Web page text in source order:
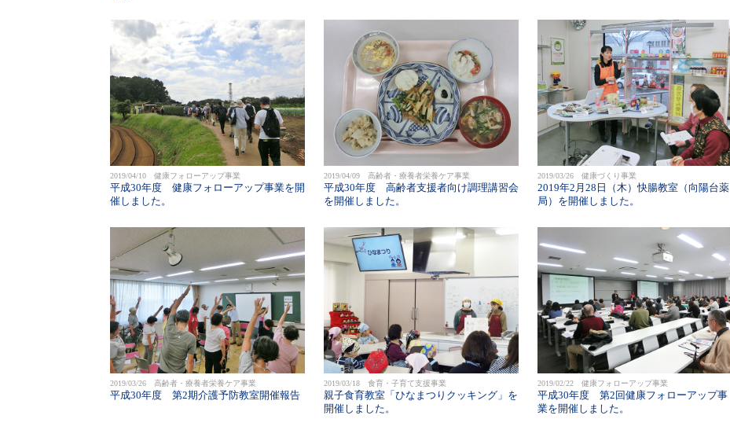
2019/04/10 健康フォローアップ事業
平成30年度 健康フォローアップ事業を開
催しました。
2019/04/09 高齢者・療養者栄養ケア事業
平成30年度 高齢者支援者向け調理講習会
を開催しました。
2019/03/26 健康づくり事業
2019年2月28日（木）快腸教室（向陽台薬
局）を開催しました。
2019/03/26 高齢者・療養者栄養ケア事業
平成30年度 第2期介護予防教室開催報告
2019/03/18 食育・子育て支援事業
親子食育教室「ひなまつりクッキング」を
開催しました。
2019/02/22 健康フォローアップ事業
平成30年度 第2回健康フォローアップ事
業を開催しました。